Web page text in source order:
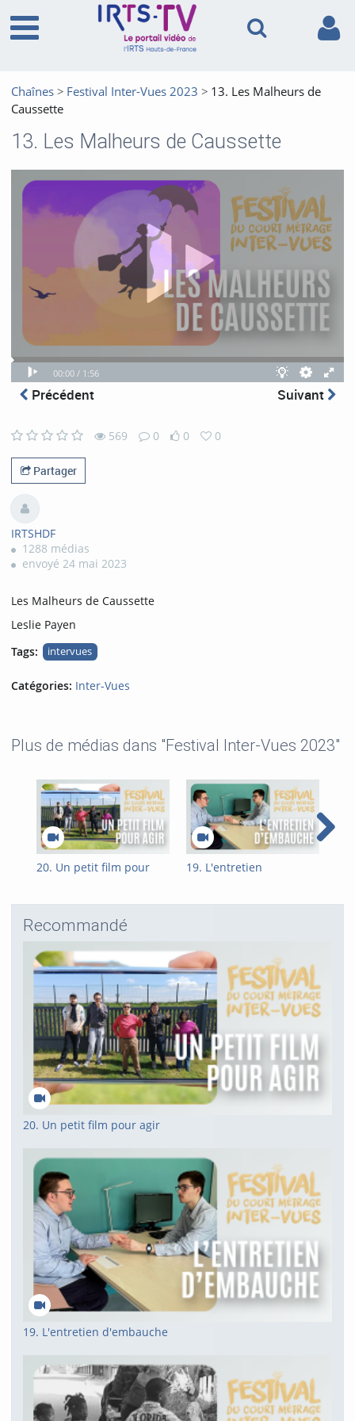
Chaînes Festival Inter-Vues 2023
13. Les Malheurs de
Caussette
13. Les Malheurs de Caussette
Video
progress
Play
Play
playing
00:00 /
total
1:56
Theatre
mode
Theatre
mode
Fullscreen
Quality
selector
Précédent Suivant
569
views
0
comments
0
likes
0
favoritesPartager
IRTSHDF
1288 médias
envoyé 24 mai 2023
Les Malheurs de Caussette
Leslie Payen
Tags:
intervues
Catégories: Inter-Vues
Plus de médias dans "Festival Inter-Vues 2023"
20. Un petit film pour
19. L'entretien
Recommandé
20. Un petit film pour agir
19. L'entretien d'embauche